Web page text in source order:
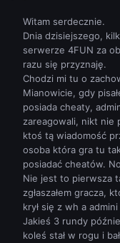
Witam serdecznie.
Dnia dzisiejszego,
serwerze 4FUN za
razu się przyznaję.
Chodzi mi tu o
Mianowicie, gdy
posiada cheaty,
zareagowali, nikt nie
ktoś tą wiadomość
osoba która gra tu
posiadać cheatów.
Nie jest to pierwsza
zgłaszałem gracza,
krył się z wh a
Jakieś 3 rundy
koleś stał w rogu i